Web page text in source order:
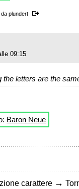
da plundert
09:15
the letters are the
Baron Neue
carattere →